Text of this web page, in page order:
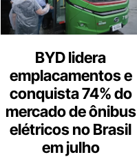
BYD lidera
emplacamentos e
conquista 74% do
mercado de ônibus
elétricos no Brasil
em julho